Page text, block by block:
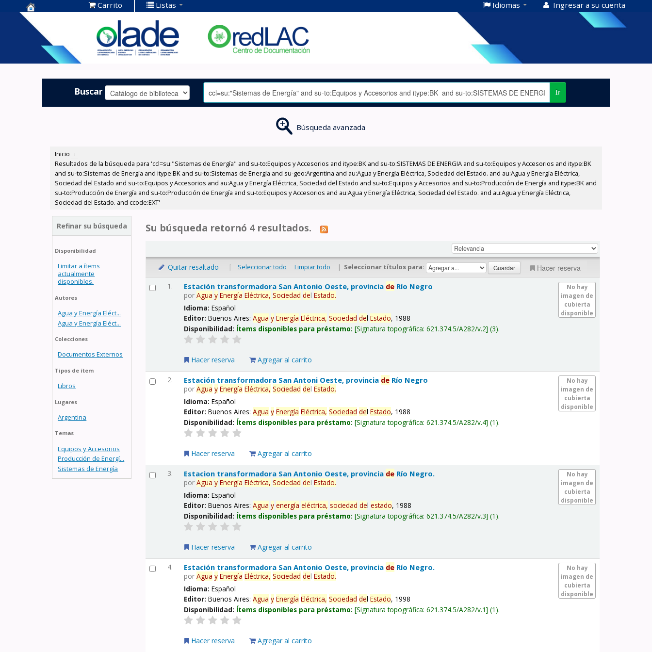
Centro de
Documentación
OLADE -
Carrito Listas Idiomas Ingresar a su cuenta
Buscar Ir
Búsqueda avanzada
Inicio ›
Resultados de la búsqueda para 'ccl=su:"Sistemas de Energía" and su-to:Equipos y Accesorios and itype:BK and su-to:SISTEMAS DE ENERGIA and su-to:Equipos y Accesorios and itype:BK
and su-to:Sistemas de Energía and itype:BK and su-to:Sistemas de Energía and su-geo:Argentina and au:Agua y Energía Eléctrica, Sociedad del Estado. and au:Agua y Energía Eléctrica,
Sociedad del Estado and su-to:Equipos y Accesorios and au:Agua y Energía Eléctrica, Sociedad del Estado and su-to:Equipos y Accesorios and su-to:Producción de Energía and itype:BK and
su-to:Producción de Energía and su-to:Producción de Energía and su-to:Equipos y Accesorios and au:Agua y Energía Eléctrica, Sociedad del Estado. and au:Agua y Energía Eléctrica,
Sociedad del Estado. and ccode:EXT'
Refinar su búsqueda
Disponibilidad
Limitar a ítems
actualmente
disponibles.
Autores
Agua y Energía Eléct...
Agua y Energía Eléct...
Colecciones
Documentos Externos
Tipos de ítem
Libros
Lugares
Argentina
Temas
Equipos y Accesorios
Producción de Energí...
Sistemas de Energía
Su búsqueda retornó 4 resultados.
Quitar resaltado | Seleccionar todo Limpiar todo | Seleccionar títulos para: Hacer reserva
1.
No hay
imagen de
cubierta
disponible
Estación transformadora San Antonio Oeste, provincia de Río Negro
porAgua y Energía Eléctrica, Sociedad delEstado.
Idioma:Español
Editor:Buenos Aires:Agua y Energía Eléctrica, Sociedad delEstado, 1988
Disponibilidad: Ítems disponibles para préstamo: Signatura topográfica:621.374.5/A282/v.2 (3).
Hacer reserva Agregar al carrito
2.
No hay
imagen de
cubierta
disponible
Estación transformadora San Antoni Oeste, provincia de Río Negro
porAgua y Energía Eléctrica, Sociedad delEstado.
Idioma:Español
Editor:Buenos Aires:Agua y Energía Eléctrica, Sociedad delEstado, 1988
Disponibilidad: Ítems disponibles para préstamo: Signatura topográfica:621.374.5/A282/v.4 (1).
Hacer reserva Agregar al carrito
3.
No hay
imagen de
cubierta
disponible
Estacion transformadora San Antonio Oeste, provincia de Río Negro.
porAgua y Energía Eléctrica, Sociedad delEstado.
Idioma:Español
Editor:Buenos Aires:Agua y energía eléctrica, sociedad delestado, 1988
Disponibilidad: Ítems disponibles para préstamo: Signatura topográfica:621.374.5/A282/v.3 (1).
Hacer reserva Agregar al carrito
4.
No hay
imagen de
cubierta
disponible
Estación transformadora San Antonio Oeste, provincia de Río Negro.
porAgua y Energía Eléctrica, Sociedad delEstado.
Idioma:Español
Editor:Buenos Aires:Agua y Energía Eléctrica, Sociedad delEstado, 1998
Disponibilidad: Ítems disponibles para préstamo: Signatura topográfica:621.374.5/A282/v.1 (1).
Hacer reserva Agregar al carrito